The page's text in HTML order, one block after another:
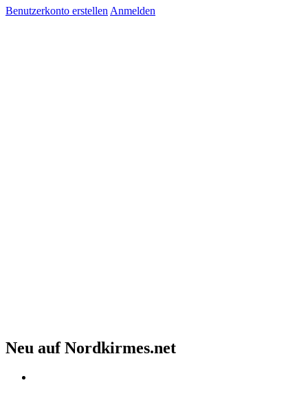
Benutzerkonto erstellen Anmelden
Neu auf Nordkirmes.net